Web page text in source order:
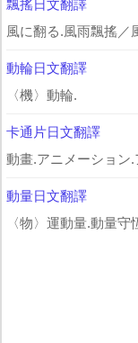
飄搖日文翻譯
風に翻る.風雨飄搖／
動輪日文翻譯
〈機〉動輪.
卡通片日文翻譯
動畫.アニメーショ
動量日文翻譯
〈物〉運動量.動量